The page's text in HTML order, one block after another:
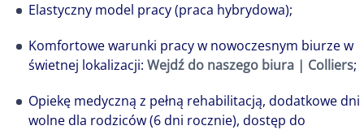
Elastyczny model pracy (praca hybrydowa);
Komfortowe warunki pracy w nowoczesnym biurze w
świetnej lokalizacji: Wejdź do naszego biura | Colliers;
Opiekę medyczną z pełną rehabilitacją, dodatkowe dni
wolne dla rodziców (6 dni rocznie), dostęp do